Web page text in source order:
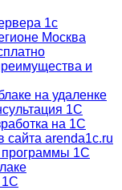
1с
Москва
и
на удаленке
1С
на 1С
arenda1c.ru
1С
1С